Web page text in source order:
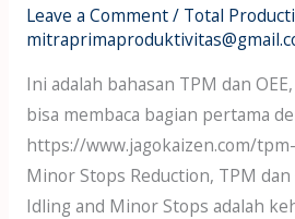
Leave a Comment/ Total
Ini adalah bahasan TPM dan
bisa membaca bagian pertama
https://www.jagokaizen.com/
Minor Stops Reduction, TPM
Idling and Minor Stops adalah